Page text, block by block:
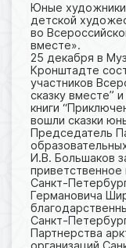
Юные художники
детской
во
вместе».
25 декабря в
Кронштадте
участников
сказку вместе”
книги
вошли сказки
Председатель
И.В. Большаков
Германовича
Партнерства